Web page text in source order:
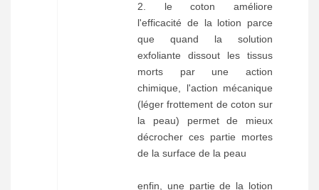
2. le coton améliore
l'efficacité de la lotion parce
que quand la solution
exfoliante dissout les tissus
morts par une action
chimique, l'action mécanique
(léger frottement de coton sur
la peau) permet de mieux
décrocher ces partie mortes
de la surface de la peau
enfin, une partie de la lotion